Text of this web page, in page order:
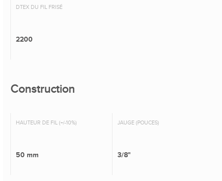
DTEX DU FIL FRISÉ
2200
Construction
HAUTEUR DE FIL (+/-10%)
50 mm
JAUGE (POUCES)
3/8"